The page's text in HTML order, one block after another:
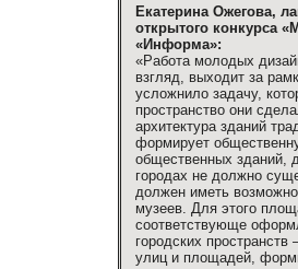
Екатерина Ожегова,
открытого конкурса
«Информа»:
«Работа молодых
взгляд, выходит за
усложнило задачу,
пространство они
архитектура зданий
формирует
общественных зданий,
городах не должно
должен иметь
музеев. Для этого
соответствующе
городских
улиц и площадей,